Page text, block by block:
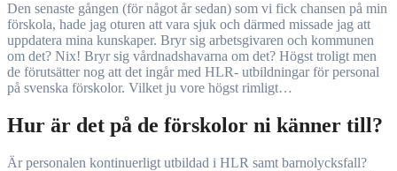
Den senaste gången (för något år sedan) som vi fick chansen på min
förskola, hade jag oturen att vara sjuk och därmed missade jag att
uppdatera mina kunskaper. Bryr sig arbetsgivaren och kommunen
om det? Nix! Bryr sig vårdnadshavarna om det? Högst troligt men
de förutsätter nog att det ingår med HLR- utbildningar för personal
på svenska förskolor. Vilket ju vore högst rimligt…
Hur är det på de förskolor ni känner till?
Är personalen kontinuerligt utbildad i HLR samt barnolycksfall?